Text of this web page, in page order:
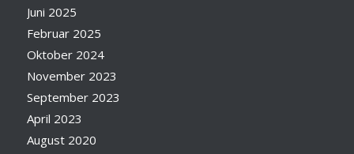
Juni 2025
Februar 2025
Oktober 2024
November 2023
September 2023
April 2023
August 2020